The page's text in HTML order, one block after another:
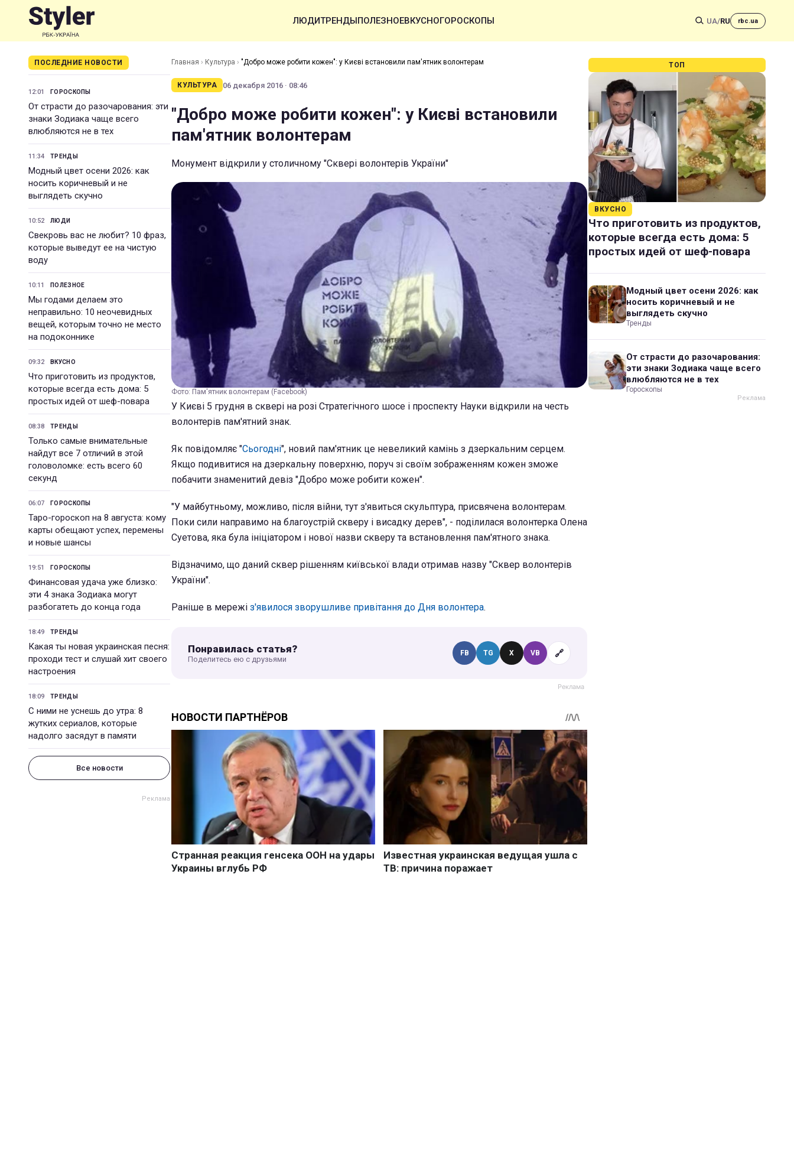
ЛЮДИТРЕНДЫПОЛЕЗНОЕВКУСНОГОРОСКОПЫ UA/RU rbc.ua
ПОСЛЕДНИЕ НОВОСТИ
12:01 ГОРОСКОПЫ
От страсти до разочарования: эти
знаки Зодиака чаще всего
влюбляются не в тех
11:34 ТРЕНДЫ
Модный цвет осени 2026: как
носить коричневый и не
выглядеть скучно
10:52 ЛЮДИ
Свекровь вас не любит? 10 фраз,
которые выведут ее на чистую
воду
10:11 ПОЛЕЗНОЕ
Мы годами делаем это
неправильно: 10 неочевидных
вещей, которым точно не место
на подоконнике
09:32 ВКУСНО
Что приготовить из продуктов,
которые всегда есть дома: 5
простых идей от шеф-повара
08:38 ТРЕНДЫ
Только самые внимательные
найдут все 7 отличий в этой
головоломке: есть всего 60
секунд
06:07 ГОРОСКОПЫ
Таро-гороскоп на 8 августа: кому
карты обещают успех, перемены
и новые шансы
19:51 ГОРОСКОПЫ
Финансовая удача уже близко:
эти 4 знака Зодиака могут
разбогатеть до конца года
18:49 ТРЕНДЫ
Какая ты новая украинская песня:
проходи тест и слушай хит своего
настроения
18:09 ТРЕНДЫ
С ними не уснешь до утра: 8
жутких сериалов, которые
надолго засядут в памяти
Все новости
Главная › Культура › "Добро може робити кожен": у Києві встановили пам'ятник волонтерам
КУЛЬТУРА 06 декабря 2016 · 08:46
"Добро може робити кожен": у Києві встановили
пам'ятник волонтерам
Монумент відкрили у столичному "Сквері волонтерів України"
Фото: Пам'ятник волонтерам (Facebook)
У Києві 5 грудня в сквері на розі Стратегічного шосе і проспекту Науки відкрили на честь
волонтерів пам'ятний знак.
Як повідомляє "Сьогодні", новий пам'ятник це невеликий камінь з дзеркальним серцем.
Якщо подивитися на дзеркальну поверхню, поруч зі своїм зображенням кожен зможе
побачити знаменитий девіз "Добро може робити кожен".
"У майбутньому, можливо, після війни, тут з'явиться скульптура, присвячена волонтерам.
Поки сили направимо на благоустрій скверу і висадку дерев", - поділилася волонтерка Олена
Суетова, яка була ініціатором і нової назви скверу та встановлення пам'ятного знака.
Відзначимо, що даний сквер рішенням київської влади отримав назву "Сквер волонтерів
України".
Раніше в мережі з'явилося зворушливе привітання до Дня волонтера.
Понравилась статья?
Поделитесь ею с друзьями
FB TG X VB 🔗
ТОП
ВКУСНО
Что приготовить из продуктов,
которые всегда есть дома: 5
простых идей от шеф-повара
Модный цвет осени 2026: как
носить коричневый и не
выглядеть скучно
Тренды
От страсти до разочарования:
эти знаки Зодиака чаще всего
влюбляются не в тех
Гороскопы